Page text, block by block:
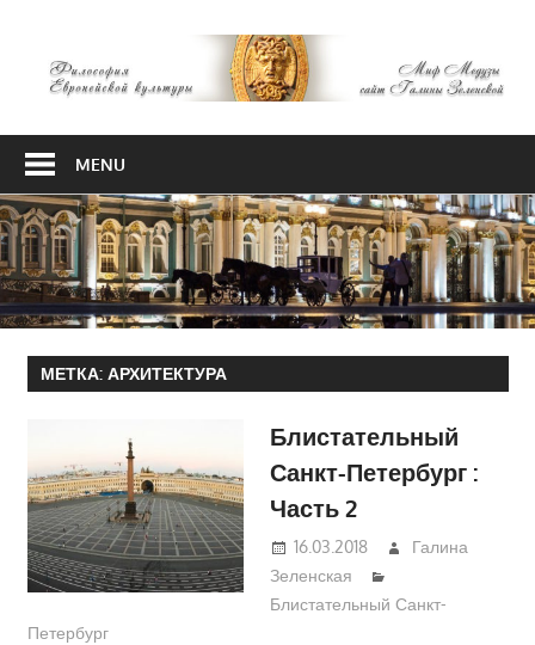
content
Европейской
MENU
МЕТКА: АРХИТЕКТУРА
Блистательный
Санкт-Петербург :
Часть 2
16.03.2018
Галина
Зеленская
Блистательный Санкт-
Петербург